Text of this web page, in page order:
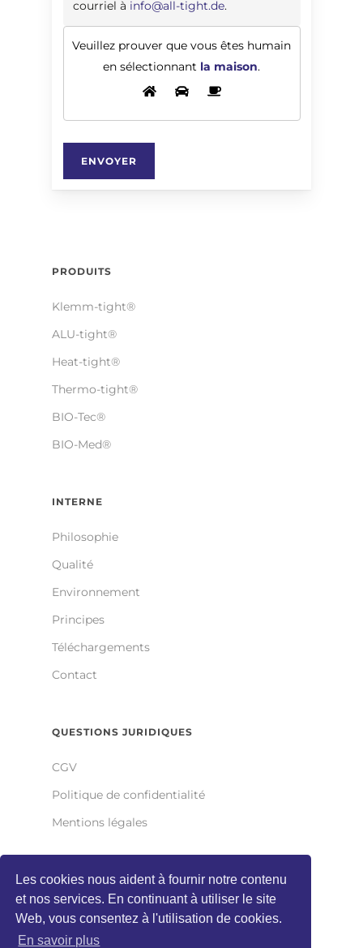
Les cookies nous aident à fournir notre contenu
et nos services. En continuant à utiliser le site
Web, vous consentez à l'utilisation de cookies.
En savoir plus
courriel à info@all-tight.de.
Veuillez prouver que vous êtes humain
en sélectionnant la maison.
PRODUITS
Klemm-tight®
ALU-tight®
Heat-tight®
Thermo-tight®
BIO-Tec®
BIO-Med®
INTERNE
Philosophie
Qualité
Environnement
Principes
Téléchargements
Contact
QUESTIONS JURIDIQUES
CGV
Politique de confidentialité
Mentions légales
ALL-TIGHT GMBH
Wilhelm-Bratfisch-Straße 1
D-63628 Bad Soden-Salmünster